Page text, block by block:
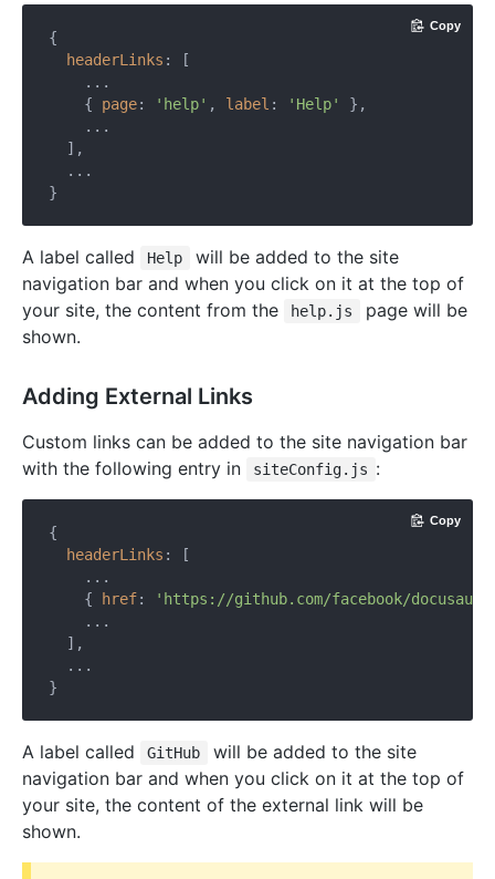
{
headerLinks : [
    ...
    {
page: 'help' , label : 'Help'
},
    ...
  ],
  ...
Copy
A label called Help
will be added to the site
navigation bar and when you click on it at the top of
your site, the content from the
help.js
page will be
shown.
Adding External Links
Custom links can be added to the site navigation bar
with the following entry in
siteConfig.js :
{
headerLinks : [
    ...
    {
href:
'https://github.com/facebook/
    ...
  ],
  ...
Copy
A label called GitHub
will be added to the site
navigation bar and when you click on it at the top of
your site, the content of the external link will be
shown.